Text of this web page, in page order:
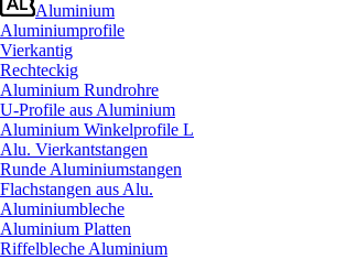
Aluminium
Aluminiumprofile
Vierkantig
Rechteckig
Aluminium Rundrohre
U-Profile aus Aluminium
Aluminium Winkelprofile L
Alu. Vierkantstangen
Runde Aluminiumstangen
Flachstangen aus Alu.
Aluminiumbleche
Aluminium Platten
Riffelbleche Aluminium